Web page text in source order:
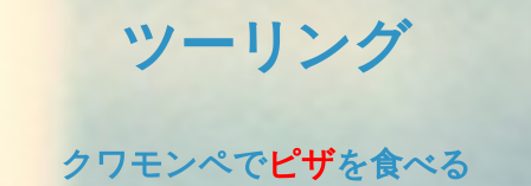
ツーリング
クワモンペでピザを食べる